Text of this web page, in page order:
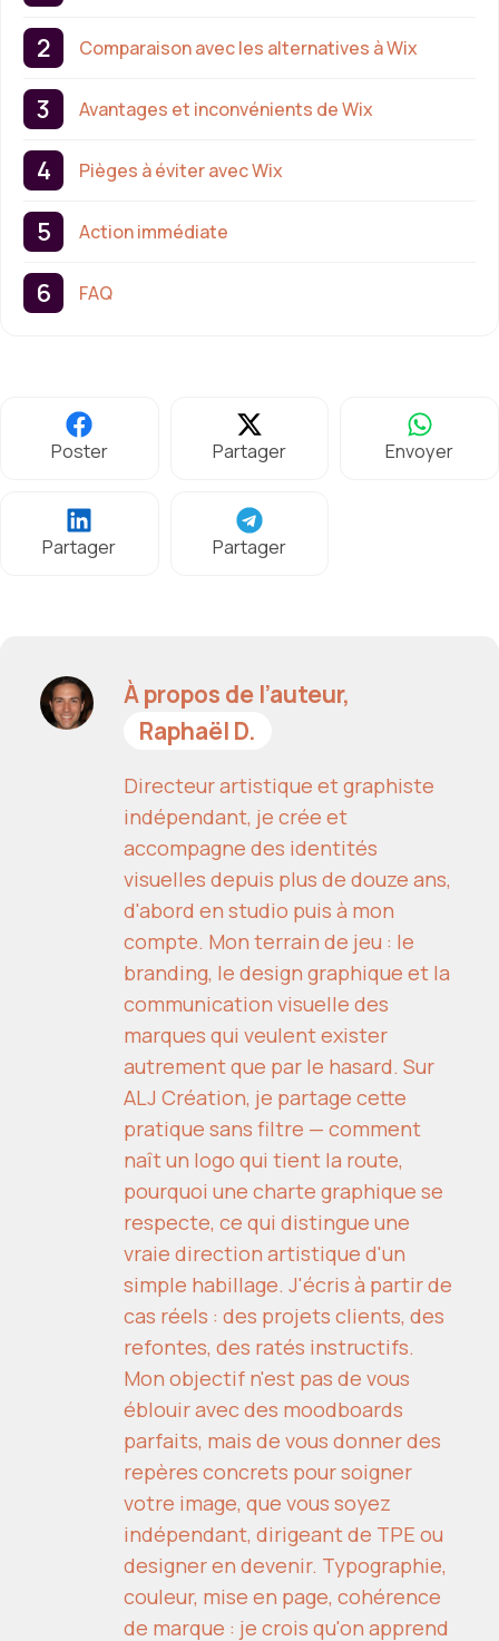
Comparaison avec les alternatives à Wix
Avantages et inconvénients de Wix
Pièges à éviter avec Wix
Action immédiate
FAQ
Poster Partager Envoyer
Partager Partager
À propos de l’auteur,
Raphaël D.
Directeur artistique et graphiste
indépendant, je crée et
accompagne des identités
visuelles depuis plus de douze ans,
d'abord en studio puis à mon
compte. Mon terrain de jeu : le
branding, le design graphique et la
communication visuelle des
marques qui veulent exister
autrement que par le hasard. Sur
ALJ Création, je partage cette
pratique sans filtre — comment
naît un logo qui tient la route,
pourquoi une charte graphique se
respecte, ce qui distingue une
vraie direction artistique d'un
simple habillage. J'écris à partir de
cas réels : des projets clients, des
refontes, des ratés instructifs.
Mon objectif n'est pas de vous
éblouir avec des moodboards
parfaits, mais de vous donner des
repères concrets pour soigner
votre image, que vous soyez
indépendant, dirigeant de TPE ou
designer en devenir. Typographie,
couleur, mise en page, cohérence
de marque : je crois qu'on apprend